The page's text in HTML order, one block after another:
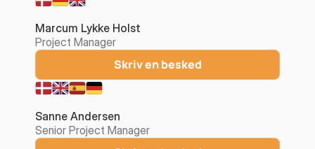
Marcum Lykke Holst
Project Manager
Skriv en besked
Sanne Andersen
Senior Project Manager